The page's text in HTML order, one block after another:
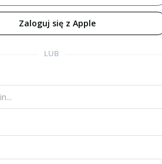
Zaloguj się z Apple
LUB